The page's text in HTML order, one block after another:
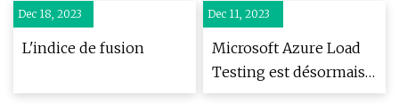
demande de prix, prix
et achat
Dec 18, 2023
L'indice de fusion
Dec 11, 2023
Microsoft Azure Load
Testing est désormais
disponible pour tous